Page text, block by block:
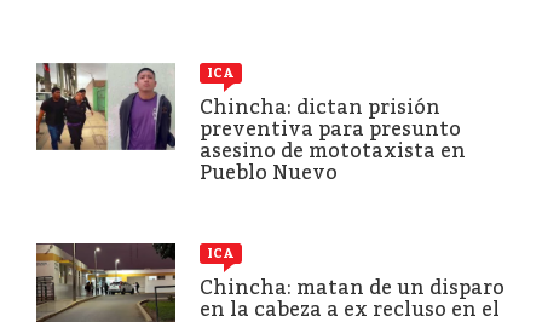
ICA
Chincha: dictan prisión
preventiva para presunto
asesino de mototaxista en
Pueblo Nuevo
ICA
Chincha: matan de un disparo
en la cabeza a ex recluso en el